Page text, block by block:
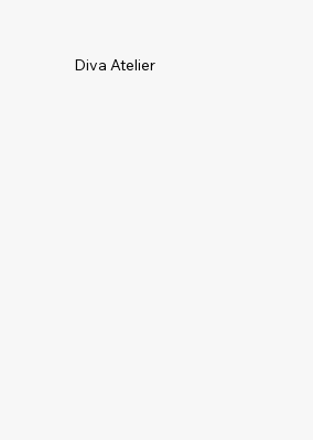
Diva Atelier